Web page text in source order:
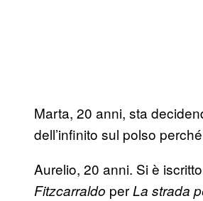
Marta, 20 anni, sta
dell’infinito sul polso
Aurelio, 20 anni. Si è
Fitzcarraldo perLa strada